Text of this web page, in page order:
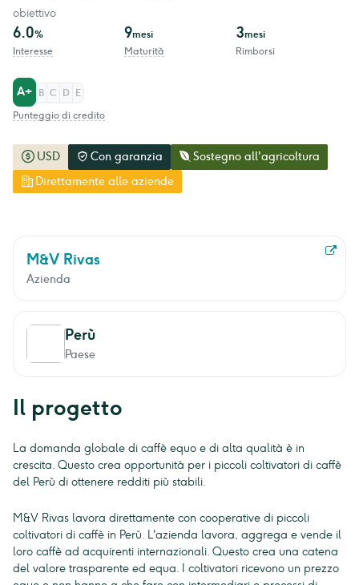
M&V Rivas
Azienda
Perù
Paese
Il progetto
La domanda globale di caffè equo e di alta qualità è in
crescita. Questo crea opportunità per i piccoli coltivatori di caffè
del Perù di ottenere redditi più stabili.
M&V Rivas lavora direttamente con cooperative di piccoli
coltivatori di caffè in Perù. L'azienda lavora, aggrega e vende il
loro caffè ad acquirenti internazionali. Questo crea una catena
del valore trasparente ed equa. I coltivatori ricevono un prezzo
obiettivo
6.0%
Interesse
9mesi
Maturità
3mesi
Rimborsi
A+ B C D
E
Punteggio di credito
USD Con garanzia
Sostegno all'agricoltura
Direttamente alle aziende